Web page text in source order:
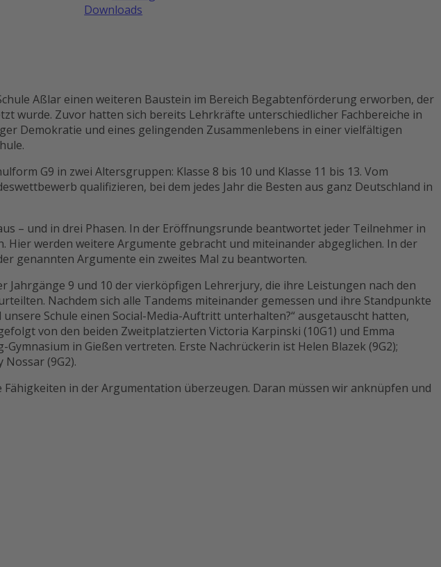
Downloads
Aßlar einen weiteren Baustein im Bereich Begabtenförderung erworben, der
wurde. Zuvor hatten sich bereits Lehrkräfte unterschiedlicher Fachbereiche in
Demokratie und eines gelingenden Zusammenlebens in einer vielfältigen
G9 in zwei Altersgruppen: Klasse 8 bis 10 und Klasse 11 bis 13. Vom
qualifizieren, bei dem jedes Jahr die Besten aus ganz Deutschland in
– und in drei Phasen. In der Eröffnungsrunde beantwortet jeder Teilnehmer in
werden weitere Argumente gebracht und miteinander abgeglichen. In der
genannten Argumente ein zweites Mal zu beantworten.
9 und 10 der vierköpfigen Lehrerjury, die ihre Leistungen nach den
Nachdem sich alle Tandems miteinander gemessen und ihre Standpunkte
Schule einen Social-Media-Auftritt unterhalten?“ ausgetauscht hatten,
von den beiden Zweitplatzierten Victoria Karpinski (10G1) und Emma
in Gießen vertreten. Erste Nachrückerin ist Helen Blazek (9G2);
(9G2).
in der Argumentation überzeugen. Daran müssen wir anknüpfen und